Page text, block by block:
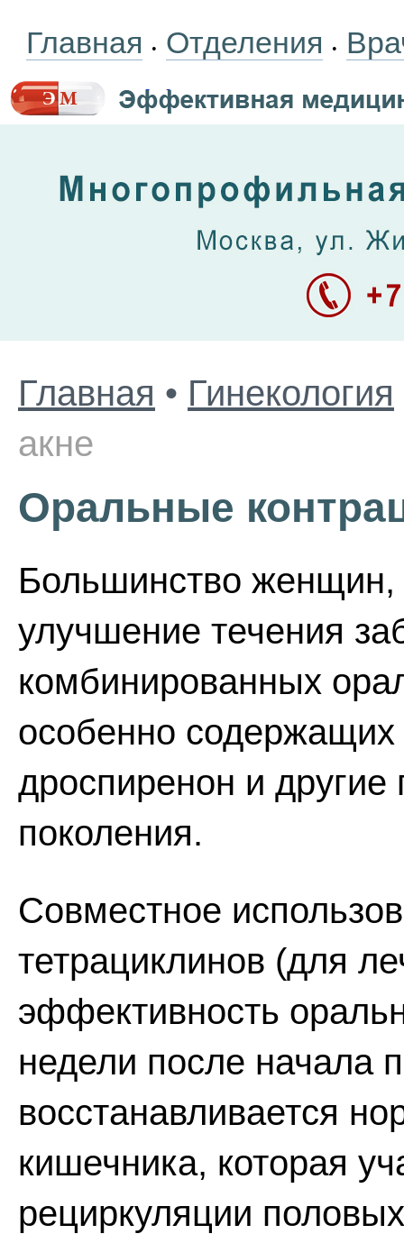
Главная • Отделения •
Главная • Гинекология
акне
Оральные
Большинство
улучшение течения
комбинированных
особенно содержащих
дроспиренон и другие
поколения.
Совместное
тетрациклинов (для
эффективность
недели после начала
восстанавливается
кишечника, которая
рециркуляции